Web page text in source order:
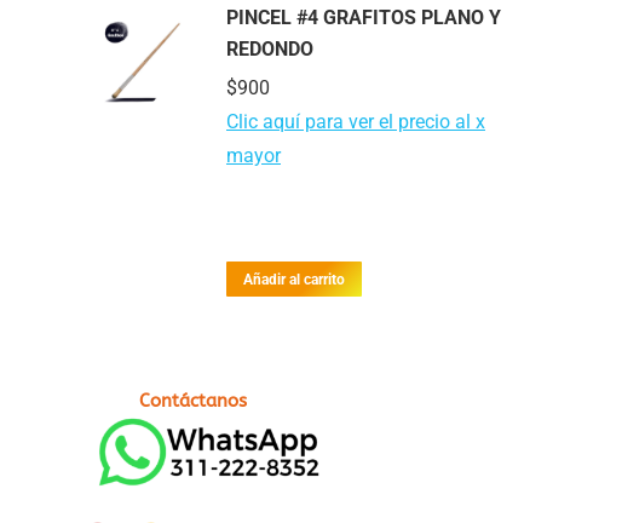
PINCEL #4 GRAFITOS PLANO Y
REDONDO
$900
Clic aquí para ver el precio al x
mayor
Añadir al carrito
Contáctanos